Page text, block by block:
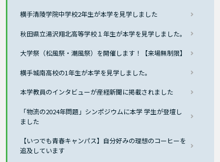
横手清陵学院中学校2年生が本学を見学しました
秋田県立湯沢翔北高等学校１年生が本学を見学しました。
大学祭（松風祭・潮風祭）を開催します！【来場無制限】
横手城南高校の1年生が本学を見学しました。
本学教員のインタビューが産経新聞に掲載されました
「物流の2024年問題」シンポジウムに本学 学生が登壇し
ました
【いつでも青春キャンパス】自分好みの理想のコーヒーを
追及しています